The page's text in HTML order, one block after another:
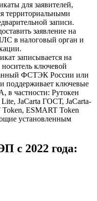
для заявителей,
территориальными
записи.
заявление на
в налоговый орган и
записывается на
ключевой
ФСТЭК России или
ключевые
в частности: Рутокен
JaCarta ГОСТ, JaCarta-
ESMART Token
установленным
с 2022 года: